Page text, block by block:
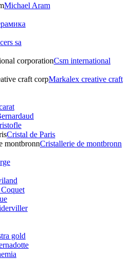
Michael Aram
sa
Csm international
Markalex creative craft
Cristal de Paris
Cristallerie de montbronn
gold